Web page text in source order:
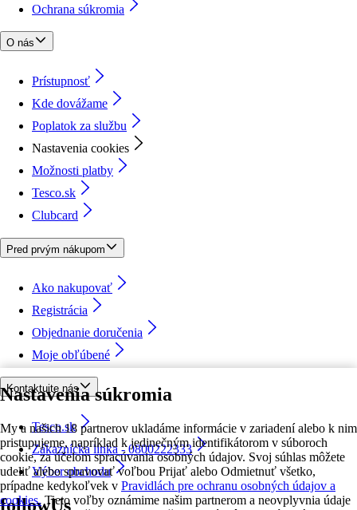
Nastavenia súkromia
My a našich 18 partnerov ukladáme informácie v zariadení alebo k nim
pristupujeme, napríklad k jedinečným identifikátorom v súboroch
cookie, za účelom spracúvania osobných údajov. Svoj súhlas môžete
udeliť alebo spravovať voľbou Prijať alebo Odmietnuť všetko,
prípadne kedykoľvek v Pravidlách pre ochranu osobných údajov a
cookies. Tieto voľby oznámime našim partnerom a neovplyvnia údaje
Ochrana súkromia
O nás
Prístupnosť
Kde dovážame
Poplatok za službu
Nastavenia cookies
Možnosti platby
Tesco.sk
Clubcard
Pred prvým nákupom
Ako nakupovať
Registrácia
Objednanie doručenia
Moje obľúbené
Kontaktujte nás
Tesco.sk
Zákaznícka linka - 0800222333
Výber obchodu
followUs